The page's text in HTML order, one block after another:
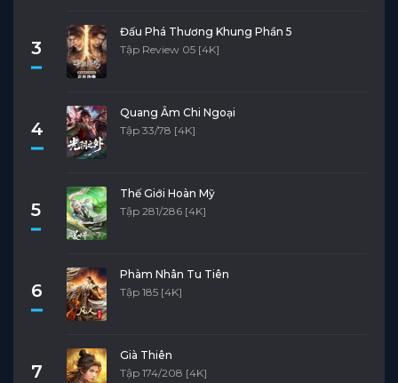
3
Đấu Phá Thương Khung Phần 5
Tập Review 05 [4K]
4
Quang Âm Chi Ngoại
Tập 33/78 [4K]
5
Thế Giới Hoàn Mỹ
Tập 281/286 [4K]
6
Phàm Nhân Tu Tiên
Tập 185 [4K]
7
Già Thiên
Tập 174/208 [4K]